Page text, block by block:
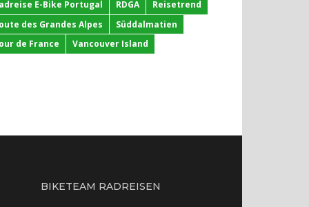
E-Bike Portugal
RDGA
Reisetrend
des Grandes Alpes
Süddalmatien
de France
Vancouver Island
BIKETEAM RADREISEN